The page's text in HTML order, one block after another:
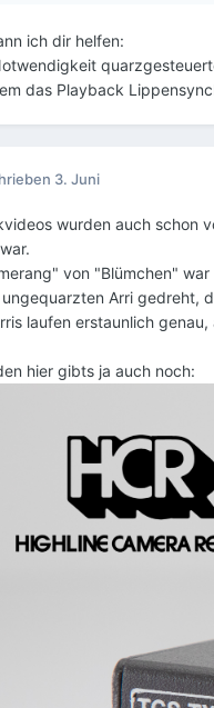
ich dir helfen:
das Playback
3. Juni
wurden auch schon
von "Blümchen"
Arri gedreht,
laufen erstaunlich
hier gibts ja auch noch: